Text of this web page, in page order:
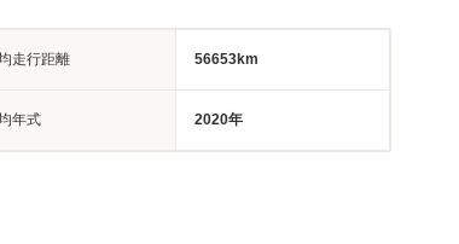
走行距離 56653km
年式 2020年